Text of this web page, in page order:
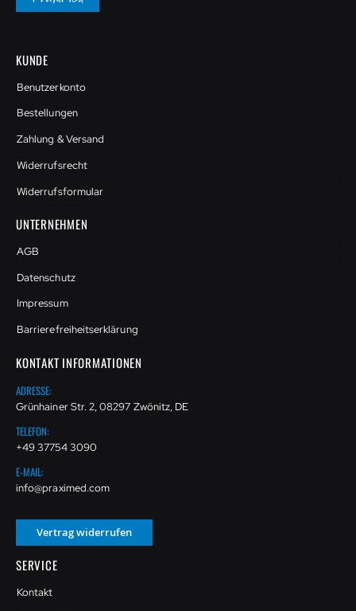
KUNDE
Benutzerkonto
Bestellungen
Zahlung & Versand
Widerrufsrecht
Widerrufsformular
UNTERNEHMEN
AGB
Datenschutz
Impressum
Barrierefreiheitserklärung
KONTAKT INFORMATIONEN
ADRESSE:
Grünhainer Str. 2, 08297 Zwönitz, DE
TELEFON:
+49 37754 3090
E-MAIL:
info@praximed.com
Vertrag widerrufen
SERVICE
Kontakt